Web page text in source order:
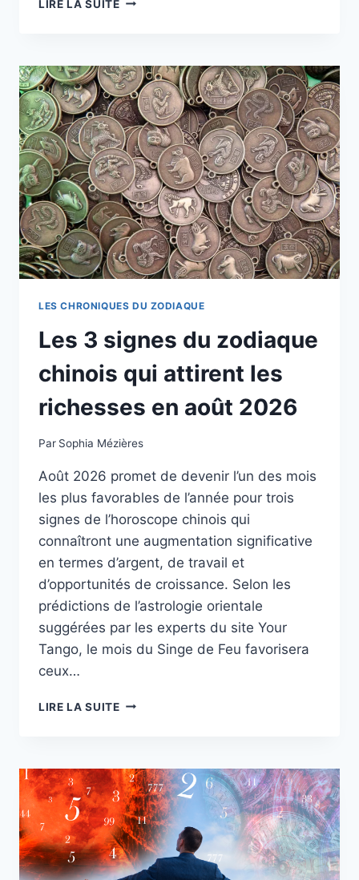
LIRE LA SUITE
:
CE
QU’IL
PRÉDIT
POUR
LES
12
SIGNES
LES CHRONIQUES DU ZODIAQUE
Les 3 signes du zodiaque
chinois qui attirent les
richesses en août 2026
Par Sophia Mézières
Août 2026 promet de devenir l’un des mois
les plus favorables de l’année pour trois
signes de l’horoscope chinois qui
connaîtront une augmentation significative
en termes d’argent, de travail et
d’opportunités de croissance. Selon les
prédictions de l’astrologie orientale
suggérées par les experts du site Your
Tango, le mois du Singe de Feu favorisera
ceux…
LIRE LA SUITELES
ZODIAQUE
CHINOIS
QUI
ATTIRENT
LES
RICHESSES
EN